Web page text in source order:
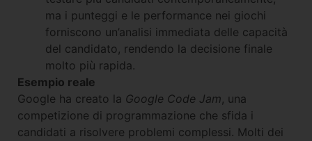
ma i punteggi e le performance nei giochi
forniscono un’analisi immediata delle capacità
del candidato, rendendo la decisione finale
molto più rapida.
Esempio reale
Google ha creato la Google Code Jam , una
competizione di programmazione che sfida i
candidati a risolvere problemi complessi. Molti dei